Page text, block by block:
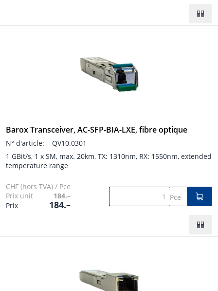
Barox Transceiver, AC-SFP-BIA-LXE, fibre optique
N° d'article:
QV10.0301
1 GBit/s, 1 x SM, max. 20km, TX: 1310nm, RX: 1550nm, extended
temperature range
CHF (hors TVA) / Pce
Prix unit
184.–
Prix
184.–
Pce